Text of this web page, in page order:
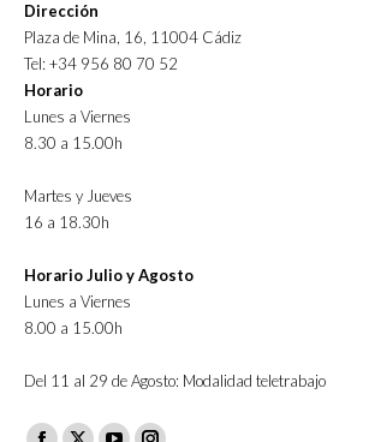
Dirección
Plaza de Mina, 16, 11004 Cádiz
Tel: +34 956 80 70 52
Horario
Lunes a Viernes
8.30 a 15.00h
Martes y Jueves
16 a 18.30h
Horario Julio y Agosto
Lunes a Viernes
8.00 a 15.00h
Del 11 al 29 de Agosto: Modalidad teletrabajo